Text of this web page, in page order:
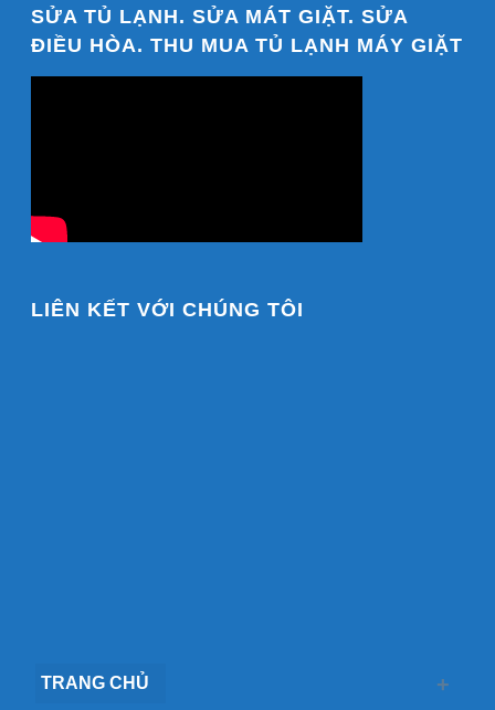
SỬA TỦ LẠNH. SỬA MÁT GIẶT. SỬA
ĐIỀU HÒA. THU MUA TỦ LẠNH MÁY GIẶT
LIÊN KẾT VỚI CHÚNG TÔI
TRANG CHỦ